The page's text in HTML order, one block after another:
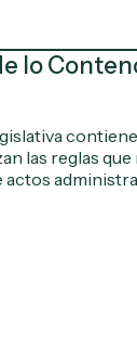
lo
las reglas que
actos